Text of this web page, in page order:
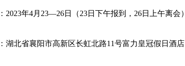
2023年4月23—26日（23日下午报到，26日上午离会）
湖北省襄阳市高新区长虹北路11号富力皇冠假日酒店